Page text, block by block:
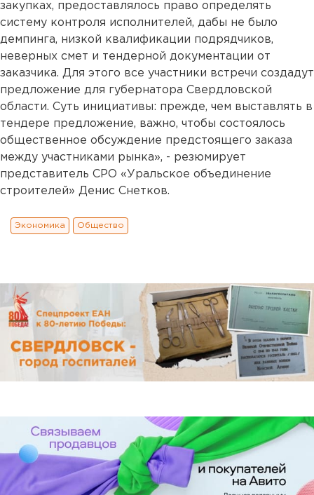
закупках, предоставлялось право определять
систему контроля исполнителей, дабы не было
демпинга, низкой квалификации подрядчиков,
неверных смет и тендерной документации от
заказчика. Для этого все участники встречи создадут
предложение для губернатора Свердловской
области. Суть инициативы: прежде, чем выставлять в
тендере предложение, важно, чтобы состоялось
общественное обсуждение предстоящего заказа
между участниками рынка», - резюмирует
представитель СРО «Уральское объединение
строителей» Денис Снетков.
Экономика Общество